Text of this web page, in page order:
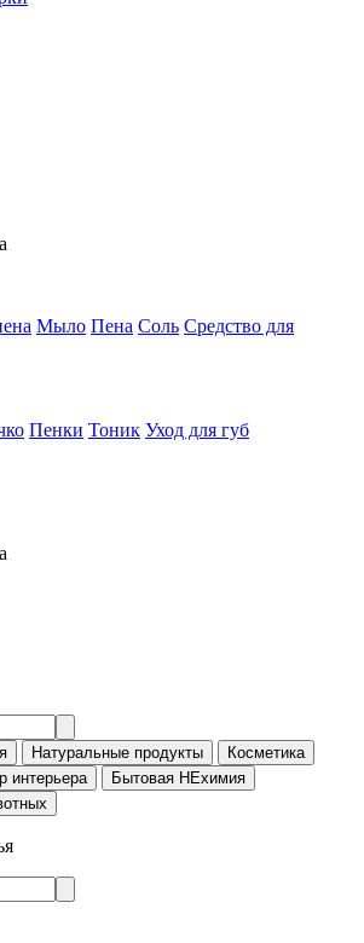
Мыло Пена Соль Средство для
Пенки Тоник Уход для губ
Натуральные продукты
Косметика
интерьера
Бытовая НЕхимия